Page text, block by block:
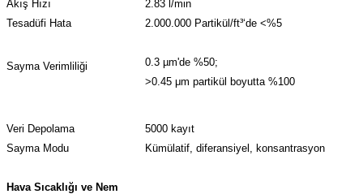
Akış Hızı
2.83 l/min
Tesadüfi Hata
2.000.000 Partikül/ft³‘de <%5
Sayma Verimliliği
0.3 µm'de %50;
>0.45 μm partikül boyutta %100
Veri Depolama
5000 kayıt
Sayma Modu
Kümülatif, diferansiyel, konsantrasyon
Hava Sıcaklığı ve Nem